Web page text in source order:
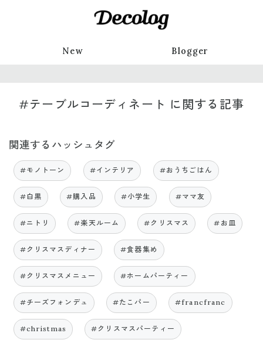
New Blogger
#テーブルコーディネート に関する記事
関連するハッシュタグ
#モノトーン #インテリア #おうちごはん
#白黒 #購入品 #小学生 #ママ友
#ニトリ #楽天ルーム #クリスマス #お皿
#クリスマスディナー #食器集め
#クリスマスメニュー #ホームパーティー
#チーズフォンデュ #たこパー #francfranc
#christmas #クリスマスパーティー